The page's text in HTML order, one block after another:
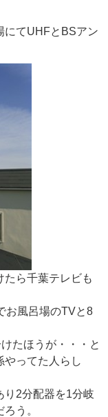
にてUHFとBSアン
たら千葉テレビも
お風呂場のTVと8
たほうが・・・と
やってた人らし
り2分配器を1分岐
う。